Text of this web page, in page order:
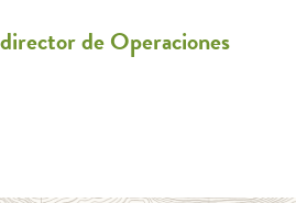
de Operaciones